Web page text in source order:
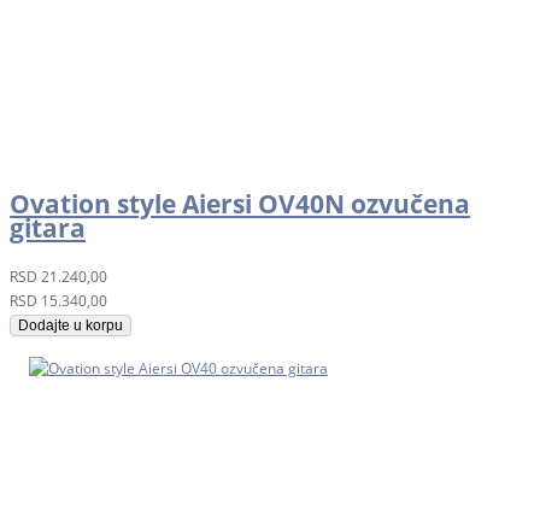
Ovation style Aiersi OV40N ozvučena
gitara
RSD 21.240,00
RSD 15.340,00
Dodajte u korpu